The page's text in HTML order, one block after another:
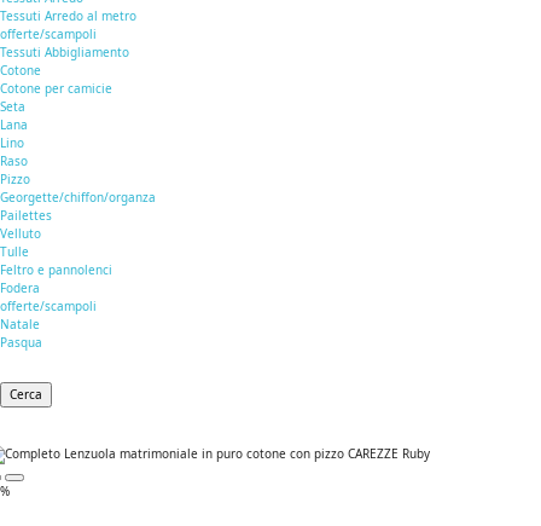
Tessuti Arredo al metro
offerte/scampoli
Tessuti Abbigliamento
Cotone
Cotone per camicie
Seta
Lana
Lino
Raso
Pizzo
Georgette/chiffon/organza
Pailettes
Velluto
Tulle
Feltro e pannolenci
Fodera
offerte/scampoli
Natale
Pasqua
Cerca